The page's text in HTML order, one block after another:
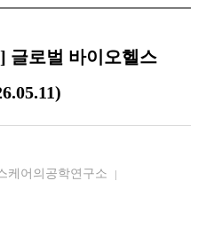
글로벌 바이오헬스
케어의공학연구소